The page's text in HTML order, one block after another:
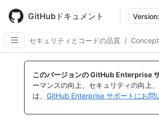
main
content
GitHubドキュメント Version:
セキュリティとコードの品質 /
このバージョンの GitHub Enterprise
ーマンスの向上、セキュリティの向上
は、 GitHub Enterprise サポートにお問